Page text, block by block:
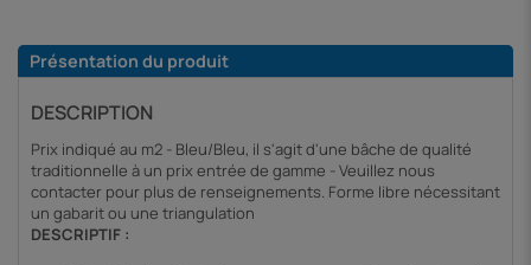
Présentation du produit
DESCRIPTION
Prix indiqué au m2 - Bleu/Bleu, il s'agit d'une bâche de qualité
traditionnelle à un prix entrée de gamme - Veuillez nous
contacter pour plus de renseignements. Forme libre nécessitant
un gabarit ou une triangulation
DESCRIPTIF :